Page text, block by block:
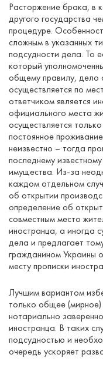
Расторжение брака, в
другого государства
процедуре.
сложным в указанных
подсудности дела. То
который
общему правилу, дело
осуществляется по
ответчиком является
официального места
осуществляется
постоянное
неизвестно – тогда
последнему
имущества. Из-за
каждом отдельном
об открытии
определение об
совместным место
иностранца, а иногда
дела и предлагает
гражданином Украины
месту прописки
Лучшим вариантом
только общее
нотариально
иностранца. В таких
подсудностью и
очередь ускоряет